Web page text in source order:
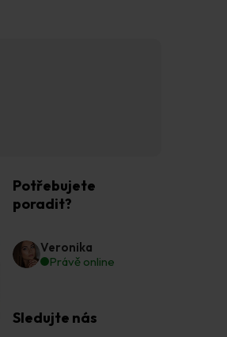
Potřebujete
poradit?
Veronika
Právě online
Sledujte nás